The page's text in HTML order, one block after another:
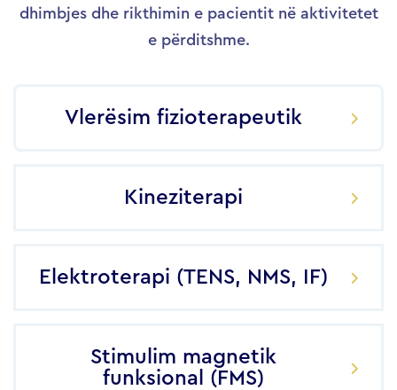
dhimbjes dhe rikthimin e pacientit në aktivitetet
e përditshme.
Vlerësim fizioterapeutik
Kineziterapi
Elektroterapi (TENS, NMS, IF)
Stimulim magnetik
funksional (FMS)